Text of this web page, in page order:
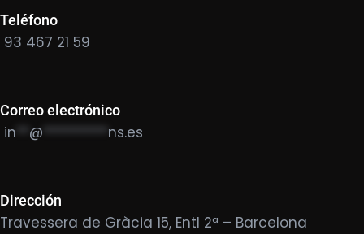
Teléfono
93 467 21 59
Correo electrónico
in @ ********** ns.es
Dirección
Travessera de Gràcia 15, Entl 2ª – Barcelona